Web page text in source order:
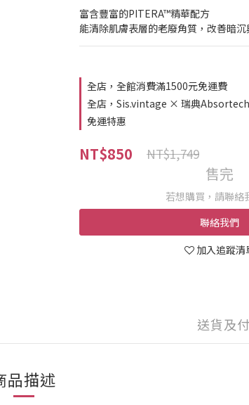
富含豐富的PITERA™精華配方
能清除肌膚表層的老廢角質，改善暗
全店，全館消費滿1500元免運費
全店，Sis.vintage × 瑞典
免運特惠
NT$850 NT$1,749
售完
若想購買，請聯絡
聯絡我們
加入追蹤清
送貨及
品描述